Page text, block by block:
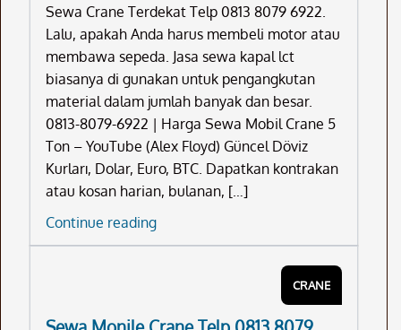
Sewa Crane Terdekat Telp 0813 8079 6922.
Lalu, apakah Anda harus membeli motor atau
membawa sepeda. Jasa sewa kapal lct
biasanya di gunakan untuk pengangkutan
material dalam jumlah banyak dan besar.
0813-8079-6922 | Harga Sewa Mobil Crane 5
Ton – YouTube (Alex Floyd) Güncel Döviz
Kurları, Dolar, Euro, BTC. Dapatkan kontrakan
atau kosan harian, bulanan, […]
Continue readingSewa
Crane
CRANE